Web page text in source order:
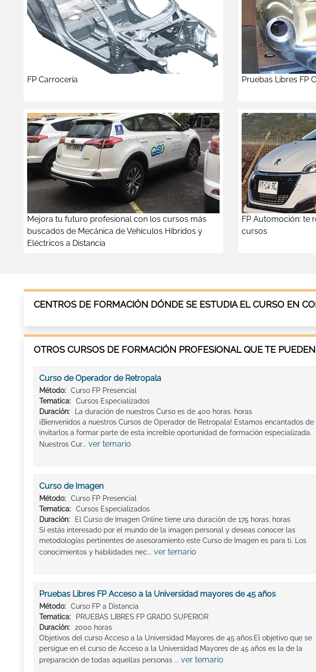
FP Carrocería Pruebas Libres FP
Mejora tu futuro profesional con los cursos más
buscados de Mecánica de Vehículos Híbridos y
Eléctricos a Distancia
FP Automoción: te
cursos
CENTROS DE FORMACIÓN DÓNDE SE ESTUDIA EL CURSO EN
OTROS CURSOS DE FORMACIÓN PROFESIONAL QUE TE
Curso de Operador de Retropala
Método:
Curso FP Presencial
Tematica:
Cursos Especializados
Duración:
La duración de nuestros Curso es de 400 horas. horas
¡Bienvenidos a nuestros Cursos de Operador de Retropala! Estamos encantados de
invitarlos a formar parte de esta increíble oportunidad de formación especializada.
Nuestros Cur... ver temario
Curso de Imagen
Método:
Curso FP Presencial
Tematica:
Cursos Especializados
Duración:
El Curso de Imagen Online tiene una duración de 175 horas. horas
Si estás interesado por el mundo de la imagen personal y deseas conocer las
metodologías pertinentes de asesoramiento este Curso de Imagen es para ti. Los
conocimientos y habilidades nec... ver temario
Pruebas Libres FP Acceso a la Universidad mayores de 45 años
Método:
Curso FP a Distancia
Tematica:
PRUEBAS LIBRES FP GRADO SUPERIOR
Duración:
2000 horas
Objetivos del curso Acceso a la Universidad Mayores de 45 años:El objetivo que se
persigue en el curso de Acceso a la Universidad Mayores de 45 años es la de la
preparación de todas aquellas personas ... ver temario